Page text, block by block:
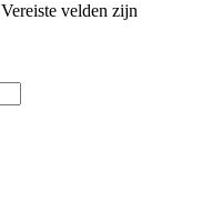
Vereiste velden zijn